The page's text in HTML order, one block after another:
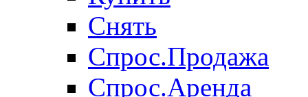
Снять
Спрос.Продажа
Спрос.Аренда